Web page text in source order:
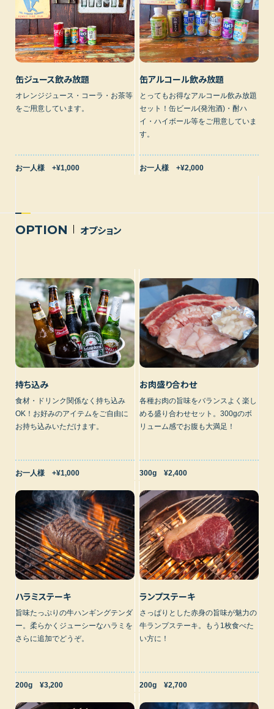
缶ジュース飲み放題
オレンジジュース・コーラ・お茶等
をご用意しています。
お一人様 +¥1,000
缶アルコール飲み放題
とってもお得なアルコール飲み放題
セット！缶ビール(発泡酒)・酎ハ
イ・ハイボール等をご用意していま
す。
お一人様 +¥2,000
OPTION オプション
持ち込み
食材・ドリンク関係なく持ち込み
OK！お好みのアイテムをご自由に
お持ち込みいただけます。
お一人様 +¥1,000
お肉盛り合わせ
各種お肉の旨味をバランスよく楽し
める盛り合わせセット。300gのボ
リューム感でお腹も大満足！
300g ¥2,400
ハラミステーキ
旨味たっぷりの牛ハンギングテンダ
ー。柔らかくジューシーなハラミを
さらに追加でどうぞ。
200g ¥3,200
ランプステーキ
さっぱりとした赤身の旨味が魅力の
牛ランプステーキ。もう1枚食べた
い方に！
200g ¥2,700